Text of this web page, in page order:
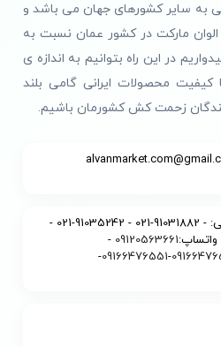
به سایر کشورهای جهان می باشد و
مارکت در کشور عمان نسبت به
در این راه بتوانیم به اندازه ی
کیفیت محصولات ایرانی گامی بلند
زحمت کش کشورمان باشیم.
تلفن : تماس - با - پشتیبانی: - 91031882-021 - 91035242-021 -
واتساپ:09120563661
-
-
09166476551
-